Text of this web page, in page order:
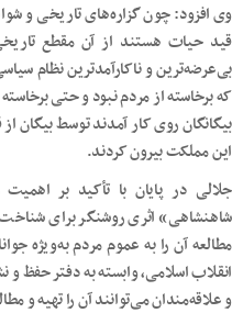
وی افزود: چون گزاره‌های تاریخی و
قید حیات هستند از آن مقطع
بی‌عرضه‌ترین و ناکارآمدترین نظام
که برخاسته از مردم نبود و حتی
بیگانگان روی کار آمدند توسط بیگان
این مملکت بیرون کردند.
جلالی در پایان با تأکید بر
شاهنشاهی» اثری روشنگر برای
مطالعه آن را به عموم مردم به‌ویژه
انقلاب اسلامی، وابسته به دفتر حفظ
و علاقه‌مندان می‌توانند آن را تهیه و